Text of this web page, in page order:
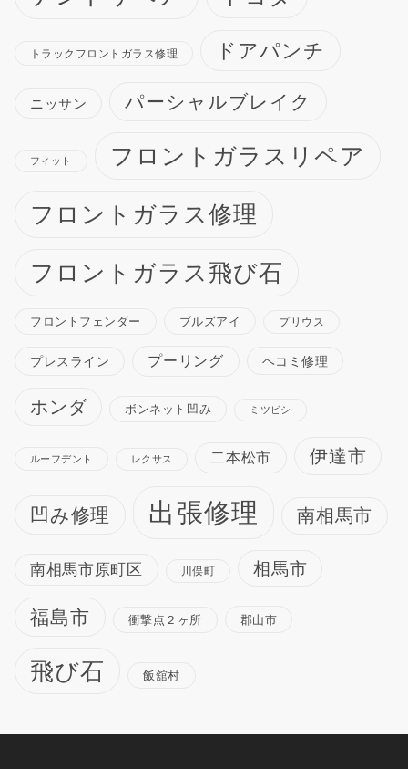
トラックフロントガラス修理 ドアパンチ
ニッサン パーシャルブレイク
フィット フロントガラスリペア
フロントガラス修理
フロントガラス飛び石
フロントフェンダー ブルズアイ プリウス
プレスライン プーリング ヘコミ修理
ホンダ ボンネット凹み ミツビシ
ルーフデント レクサス 二本松市 伊達市
凹み修理 出張修理 南相馬市
南相馬市原町区 川俣町 相馬市
福島市 衝撃点２ヶ所 郡山市
飛び石 飯舘村